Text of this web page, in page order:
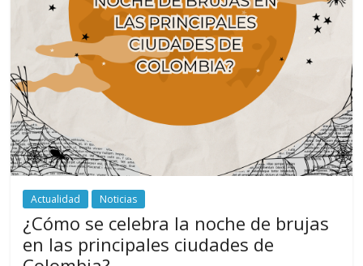
Actualidad Noticias
¿Cómo se celebra la noche de brujas
en las principales ciudades de